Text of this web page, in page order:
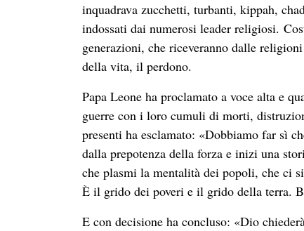
inquadrava zucchetti, turbanti, kippah,
indossati dai numerosi leader religiosi.
generazioni, che riceveranno dalle
della vita, il perdono.
Papa Leone ha proclamato a voce alta e
guerre con i loro cumuli di morti,
presenti ha esclamato: «Dobbiamo far sì
dalla prepotenza della forza e inizi una
che plasmi la mentalità dei popoli, che ci
È il grido dei poveri e il grido della terra.
E con decisione ha concluso: «Dio